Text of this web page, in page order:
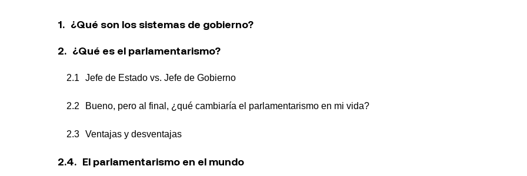
¿Qué son los sistemas de gobierno?
¿Qué es el parlamentarismo?
Jefe de Estado vs. Jefe de Gobierno
Bueno, pero al final, ¿qué cambiaría el parlamentarismo en mi vida?
Ventajas y desventajas
El parlamentarismo en el mundo